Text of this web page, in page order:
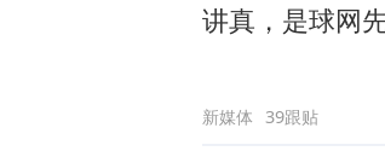
讲真，是球网
新媒体 39跟贴